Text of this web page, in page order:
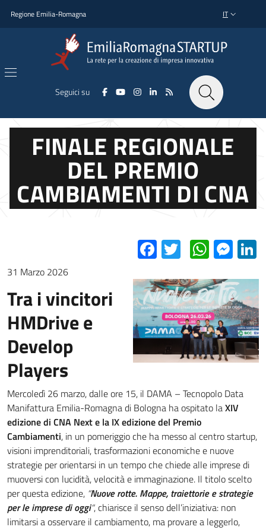
Regione Emilia-Romagna SELETTORE
IT
Seguici su
FINALE REGIONALE
DEL PREMIO
CAMBIAMENTI DI CNA
Facebook
Twitter
31 Marzo 2026
Tra i vincitori
HMDrive e
Develop
Players
Mercoledì 26 marzo, dalle ore 15, il DAMA – Tecnopolo Data
Manifattura Emilia-Romagna di Bologna ha ospitato laXIV
edizione di CNA Next e la IX edizione del Premio
Cambiamenti, in un pomeriggio che ha messo al centro startup,
visioni imprenditoriali, trasformazioni economiche e nuove
strategie per orientarsi in un tempo che chiede alle imprese di
muoversi con lucidità, velocità e immaginazione. Il titolo scelto
per questa edizione, “Nuove rotte. Mappe, traiettorie e strategie
per le imprese di oggi“, chiarisce il senso dell’iniziativa: non
limitarsi a osservare il cambiamento, ma provare a leggerlo,